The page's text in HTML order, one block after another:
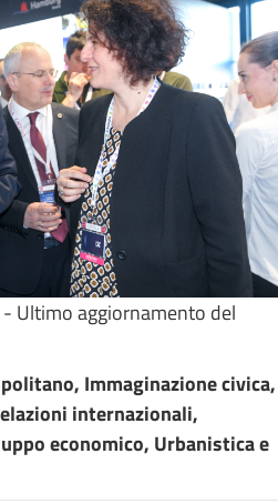
- Ultimo aggiornamento del
Immaginazione civica,
internazionali,
economico, Urbanistica e